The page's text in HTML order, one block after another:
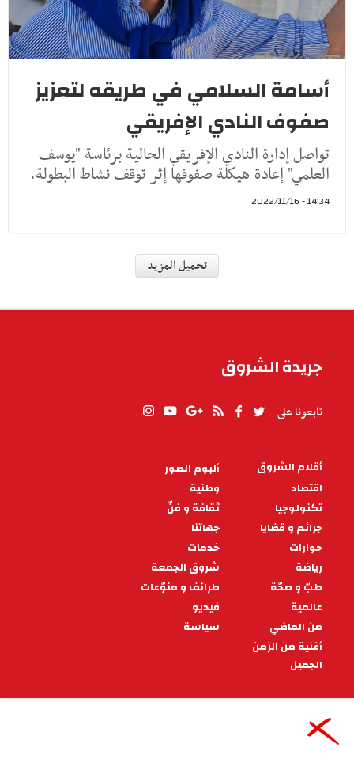
أسامة السلامي في طريقه لتعزيز
صفوف النادي الإفريقي
تواصل إدارة النادي الإفريقي الحالية برئاسة "يوسف
العلمي" إعادة هيكلة صفوفها إثر توقف نشاط البطولة.
14:34 - 2022/11/16
رسميا: مكتب الرابطة يسلط عقوبة
بـ10 مباريات وخطية مالية على
"يوسف العلمي"
نوفمبر 2022، عن العقوبات المسلطة من طرف مكتب
الرابطة في حق رئيس النادي الإفريقي
14:24 - 2022/11/11
رياضة